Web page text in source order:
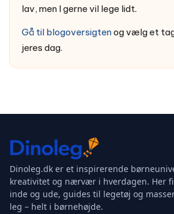
lav, men I gerne vil lege lidt.
Gå til blogoversigtenog vælg et
jeres dag.
Dinoleg.dk er et inspirerende
kreativitet og nærvær i hverdagen. Her
inde og ude, guides til legetøj og
leg – helt i børnehøjde.